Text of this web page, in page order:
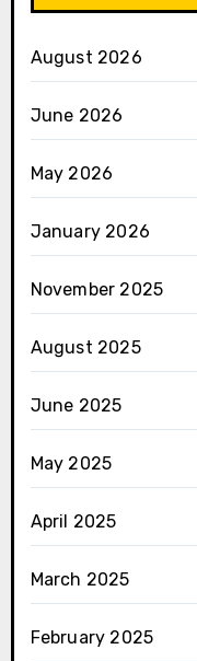
August 2026
June 2026
May 2026
January 2026
November 2025
August 2025
June 2025
May 2025
April 2025
March 2025
February 2025